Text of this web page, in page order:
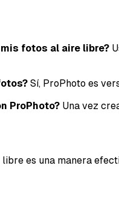
fotos al aire libre?
Sí, ProPhoto es
ProPhoto? Una vez
es una manera